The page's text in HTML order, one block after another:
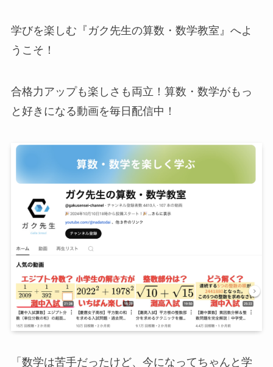
学びを楽しむ『ガク先生の算数・数学教室』へよ
うこそ！
合格力アップも楽しさも両立！算数・数学がもっ
と好きになる動画を毎日配信中！
「数学は苦手だったけど、今になってちゃんと学